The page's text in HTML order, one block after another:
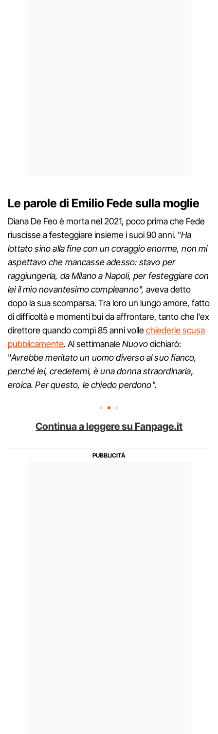
Le parole di Emilio Fede sulla moglie
Diana De Feo è morta nel 2021, poco prima che Fede
riuscisse a festeggiare insieme i suoi 90 anni. "Ha
lottato sino alla fine con un coraggio enorme, non mi
aspettavo che mancasse adesso: stavo per
raggiungerla, da Milano a Napoli, per festeggiare con
lei il mio novantesimo compleanno", aveva detto
dopo la sua scomparsa. Tra loro un lungo amore, fatto
di difficoltà e momenti bui da affrontare, tanto che l'ex
direttore quando compì 85 anni vollechiederle scusa
pubblicamente. Al settimanaleNuovodichiarò:
"Avrebbe meritato un uomo diverso al suo fianco,
perché lei, credetemi, è una donna straordinaria,
eroica. Per questo, le chiedo perdono".
Continua a leggere su Fanpage.it